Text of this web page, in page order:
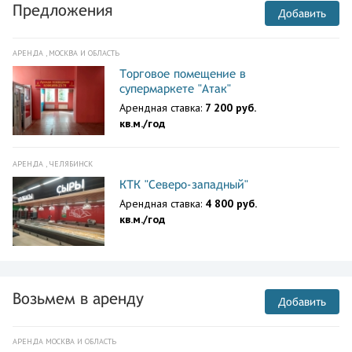
Предложения Добавить
АРЕНДА , МОСКВА И ОБЛАСТЬ
Торговое помещение в
супермаркете "Атак"
Арендная ставка: 7 200 руб.
кв.м./год
АРЕНДА , ЧЕЛЯБИНСК
КТК "Северо-западный"
Арендная ставка: 4 800 руб.
кв.м./год
Возьмем в аренду Добавить
АРЕНДА МОСКВА И ОБЛАСТЬ